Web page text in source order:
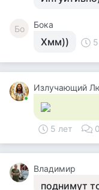
Бо Бока
Хмм))
Излучающий
5 лет 0
Владимир
поднимут